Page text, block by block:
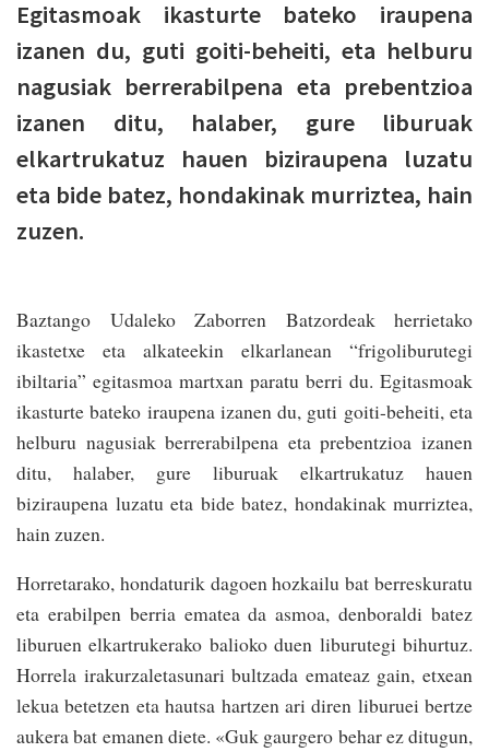
Egitasmoak ikasturte bateko iraupena
izanen du, guti goiti-beheiti, eta helburu
nagusiak berrerabilpena eta prebentzioa
izanen ditu, halaber, gure liburuak
elkartrukatuz hauen biziraupena luzatu
eta bide batez, hondakinak murriztea, hain
zuzen.
Baztango Udaleko Zaborren Batzordeak herrietako
ikastetxe eta alkateekin elkarlanean “frigoliburutegi
ibiltaria” egitasmoa martxan paratu berri du. Egitasmoak
ikasturte bateko iraupena izanen du, guti goiti-beheiti, eta
helburu nagusiak berrerabilpena eta prebentzioa izanen
ditu, halaber, gure liburuak elkartrukatuz hauen
biziraupena luzatu eta bide batez, hondakinak murriztea,
hain zuzen.
Horretarako, hondaturik dagoen hozkailu bat berreskuratu
eta erabilpen berria ematea da asmoa, denboraldi batez
liburuen elkartrukerako balioko duen liburutegi bihurtuz.
Horrela irakurzaletasunari bultzada emateaz gain, etxean
lekua betetzen eta hautsa hartzen ari diren liburuei bertze
aukera bat emanen diete. «Guk gaurgero behar ez ditugun,